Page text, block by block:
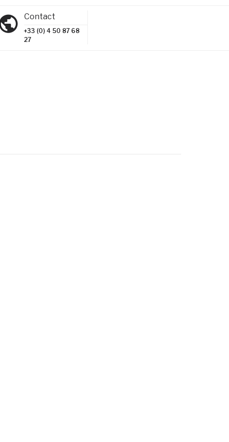
Contact
+33 (0) 4 50 87 68
27